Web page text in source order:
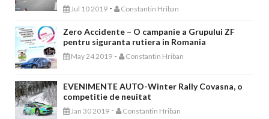
Jul 10 2019 - Constantin Hriban
Zero Accidente – O campanie a Grupului ZF
pentru siguranta rutiera in Romania
May 24 2019 - Constantin Hriban
EVENIMENTE AUTO-Winter Rally Covasna, o
competitie de neuitat
Jan 30 2019 - Constantin Hriban